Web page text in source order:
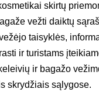
skirtų
vežti daiktų
taisyklės,
ir turistams
ir bagažo
skrydžiais sąlygose.